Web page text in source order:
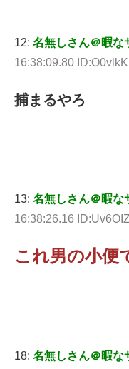
12: 名無しさん＠暇な
16:38:09.80
捕まるやろ
13: 名無しさん＠暇な
16:38:26.16
これ男の小便
18: 名無しさん＠暇な